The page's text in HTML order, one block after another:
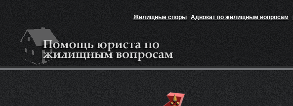
Жилищные споры Адвокат по жилищным вопросам